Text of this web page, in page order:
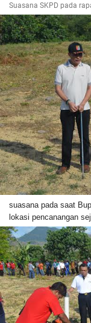
Suasana SKPD pada
suasana pada saat
lokasi pencanangan